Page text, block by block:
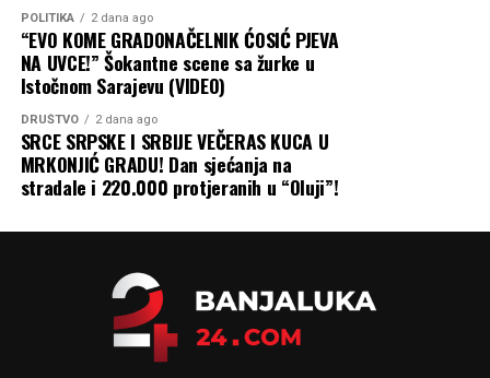
POLITIKA 2 dana ago
“EVO KOME GRADONAČELNIK ĆOSIĆ PJEVA
NA UVCE!” Šokantne scene sa žurke u
Istočnom Sarajevu (VIDEO)
DRUŠTVO 2 dana ago
SRCE SRPSKE I SRBIJE VEČERAS KUCA U
MRKONJIĆ GRADU! Dan sjećanja na
stradale i 220.000 protjeranih u “Oluji”!